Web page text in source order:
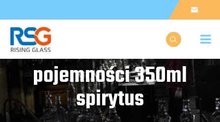


Szklane butelki o
pojemności 350ml
spirytus